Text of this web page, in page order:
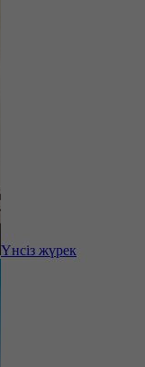
Үнсіз жүрек